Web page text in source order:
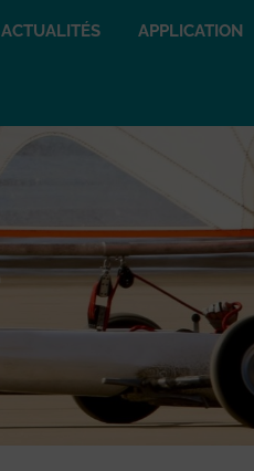
ACTUALITÉS APPLICATION